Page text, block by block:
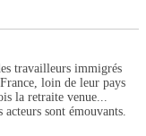
travailleurs immigrés
loin de leur pays
la retraite venue...
acteurs sont émouvants.